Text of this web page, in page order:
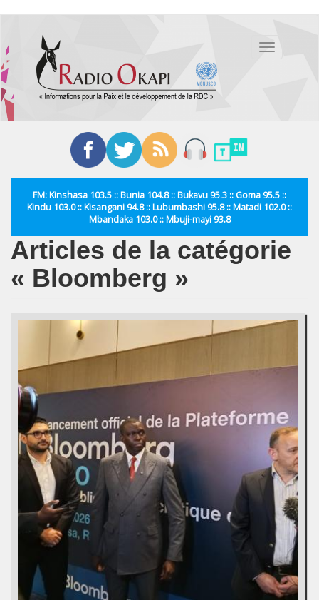
contenu
principal
Toggle
FM: Kinshasa 103.5 :: Bunia 104.8 :: Bukavu 95.3 :: Goma 95.5 ::
Kindu 103.0 :: Kisangani 94.8 :: Lubumbashi 95.8 :: Matadi 102.0 ::
Mbandaka 103.0 :: Mbuji-mayi 93.8
Articles de la catégorie
« Bloomberg »